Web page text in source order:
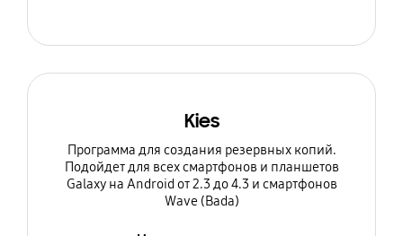
Kies
Программа для создания резервных копий.
Подойдет для всех смартфонов и планшетов
Galaxy на Android от 2.3 до 4.3 и смартфонов
Wave (Bada)